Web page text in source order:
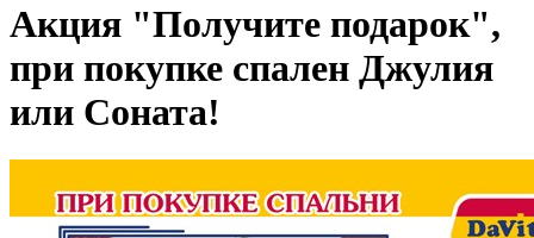
Акция "Получите подарок",
при покупке спален Джулия
или Соната!